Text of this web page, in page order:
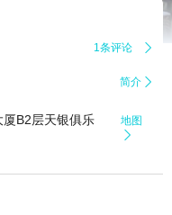
1条评论 
简介 
B2层天银俱乐
地图
